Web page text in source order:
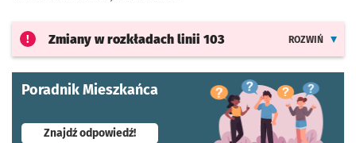
Zmiany w rozkładach linii 103 ROZWIŃ
Poradnik Mieszkańca
Znajdź odpowiedź!- otworzy się w nowej karcie